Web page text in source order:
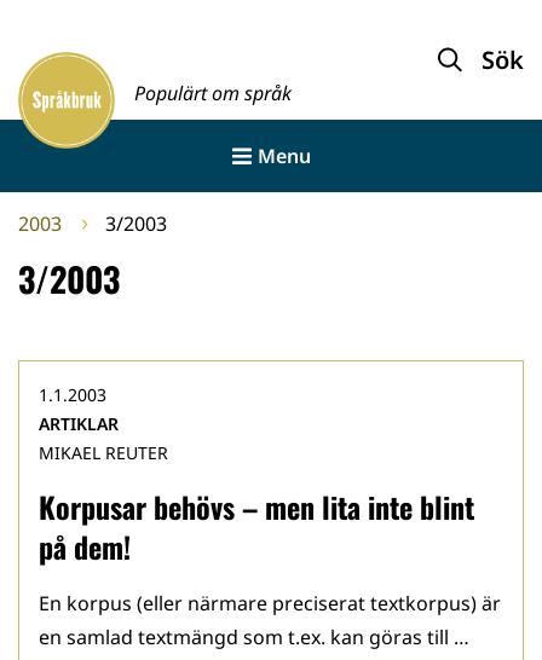
innehållet
Framsida
Populärt om språk
Sök
Menu
2003 3/2003
3/2003
Korpusar behövs – men lita inte blint
på dem!
1.1.2003
ARTIKLAR
MIKAEL REUTER
En korpus (eller närmare preciserat textkorpus) är
en samlad textmängd som t.ex. kan göras till …